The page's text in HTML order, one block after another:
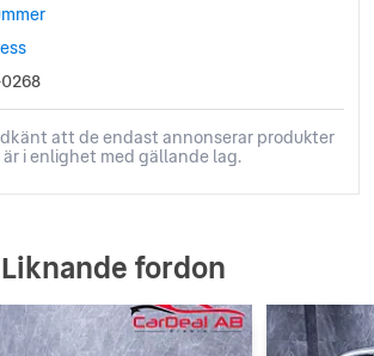
att de endast annonserar produkter
i enlighet med gällande lag.
Liknande fordon